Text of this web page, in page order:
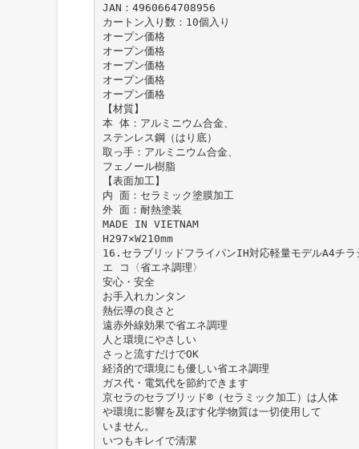
JAN：4960664708956
カートン入り数：10個入り
オープン価格
オープン価格
オープン価格
オープン価格
オープン価格
【材質】
本 体：アルミニウム合金、
ステンレス鋼（はり底）
取っ手：アルミニウム合金、
フェノール樹脂
【表面加工】
内 面：セラミック塗膜加工
外 面：耐熱塗装
MADE IN VIETNAM
H297×W210mm
16.セラブリッドフライパンIH対応軽量モデルA4チ
エ コ〈省エネ調理〉
安心・安全
お手入れカンタン
熱伝導の良さと
遠赤外線効果で省エネ調理
人と環境にやさしい
さっと流すだけでOK
経済的で環境にも優しい省エネ調理
ガス代・電気代を節約できます
京セラのセラブリッド®（セラミック加工）は人体
や環境に影響を及ぼす化学物質は一切使用して
いません。
いつもキレイで清潔